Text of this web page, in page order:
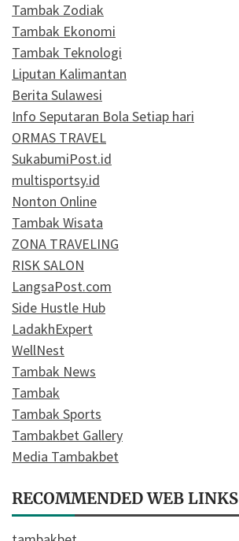
Tambak Zodiak
Tambak Ekonomi
Tambak Teknologi
Liputan Kalimantan
Berita Sulawesi
Info Seputaran Bola Setiap hari
ORMAS TRAVEL
SukabumiPost.id
multisportsy.id
Nonton Online
Tambak Wisata
ZONA TRAVELING
RISK SALON
LangsaPost.com
Side Hustle Hub
LadakhExpert
WellNest
Tambak News
Tambak
Tambak Sports
Tambakbet Gallery
Media Tambakbet
RECOMMENDED WEB LINKS